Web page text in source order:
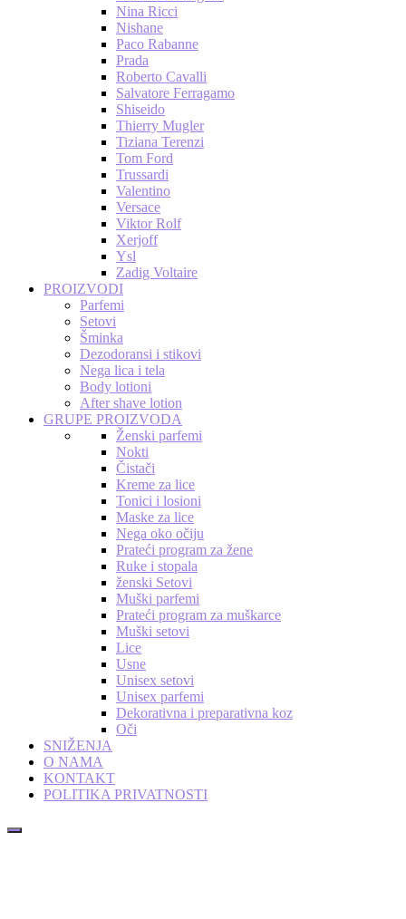
Nina Ricci
Nishane
Paco Rabanne
Prada
Roberto Cavalli
Salvatore Ferragamo
Shiseido
Thierry Mugler
Tiziana Terenzi
Tom Ford
Trussardi
Valentino
Versace
Viktor Rolf
Xerjoff
Ysl
Zadig Voltaire
PROIZVODI
Parfemi
Setovi
Šminka
Dezodoransi i stikovi
Nega lica i tela
Body lotioni
After shave lotion
GRUPE PROIZVODA
Ženski parfemi
Nokti
Čistači
Kreme za lice
Tonici i losioni
Maske za lice
Nega oko očiju
Prateći program za žene
Ruke i stopala
ženski Setovi
Muški parfemi
Prateći program za muškarce
Muški setovi
Lice
Usne
Unisex setovi
Unisex parfemi
Dekorativna i preparativna koz
Oči
SNIŽENJA
O NAMA
KONTAKT
POLITIKA PRIVATNOSTI